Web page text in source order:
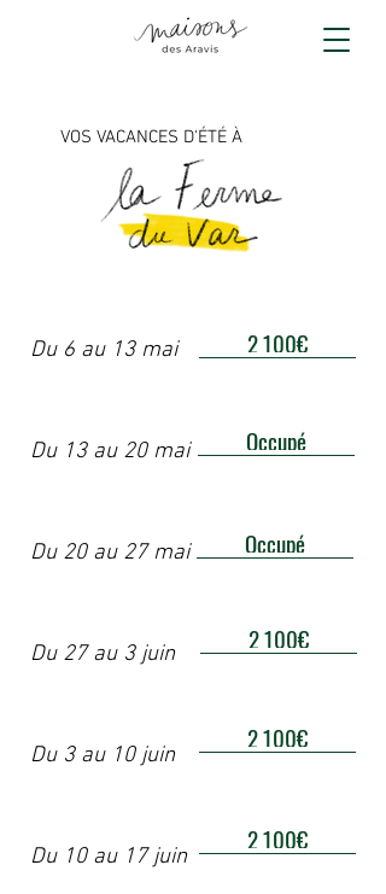
VOS VACANCES D'ÉTÉ À
Du 6 au 13 mai
Du 13 au 20 mai
Du 20 au 27 mai
Du 27 au 3 juin
Du 3 au 10 juin
Du 10 au 17 juin
2 100€
Occupé
Occupé
2 100€
2 100€
2 100€